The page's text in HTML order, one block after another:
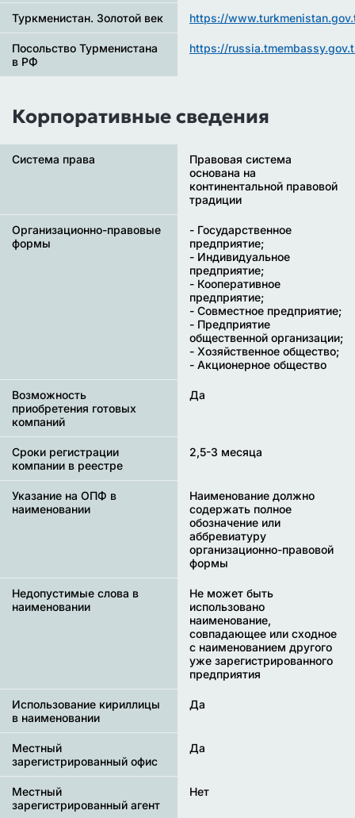
Туркменистан. Золотой век https://
Посольство Турменистана
в РФ
https://
Корпоративные сведения
Система права
Правовая система
основана на
континентальной правовой
традиции
Организационно-правовые
формы
- Государственное
предприятие;
- Индивидуальное
предприятие;
- Кооперативное
предприятие;
- Совместное предприятие;
- Предприятие
общественной организации;
- Хозяйственное общество;
- Акционерное общество
Возможность
приобретения готовых
компаний
Да
Сроки регистрации
компании в реестре
2,5-3 месяца
Указание на ОПФ в
наименовании
Наименование должно
содержать полное
обозначение или
аббревиатуру
организационно-правовой
формы
Недопустимые слова в
наименовании
Не может быть
использовано
наименование,
совпадающее или сходное
с наименованием другого
уже зарегистрированного
предприятия
Использование кириллицы
в наименовании
Да
Местный
зарегистрированный офис
Да
Местный
зарегистрированный агент
Нет